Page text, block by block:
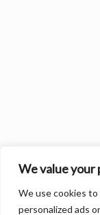
We value your
We use cookies
personalized ads